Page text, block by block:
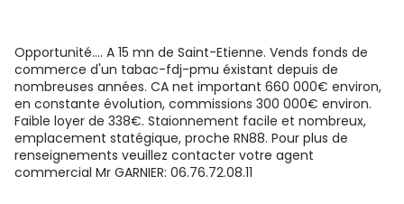
Opportunité.... A 15 mn de Saint-Etienne. Vends fonds de
commerce d'un tabac-fdj-pmu éxistant depuis de
nombreuses années. CA net important 660 000€ environ,
en constante évolution, commissions 300 000€ environ.
Faible loyer de 338€. Staionnement facile et nombreux,
emplacement statégique, proche RN88. Pour plus de
renseignements veuillez contacter votre agent
commercial Mr GARNIER: 06.76.72.08.11